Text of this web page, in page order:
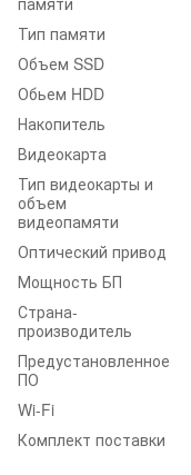
Тип памяти
Объем SSD
Обьем HDD
Накопитель
Видеокарта
Тип видеокарты и
объем
видеопамяти
Оптический привод
Мощность БП
Страна-
производитель
Предустановленное
ПО
Wi-Fi
Комплект поставки